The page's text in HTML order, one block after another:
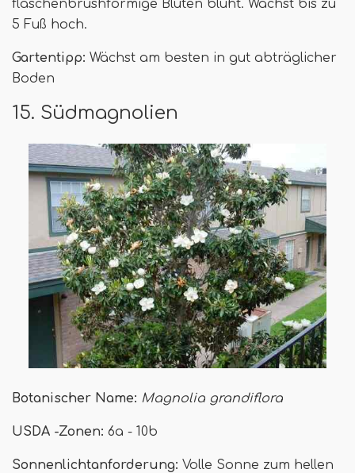
flaschenbrushförmige Blüten blüht. Wächst bis zu
5 Fuß hoch.
Gartentipp: Wächst am besten in gut abträglicher
Boden
15. Südmagnolien
Botanischer Name: Magnolia grandiflora
USDA -Zonen: 6a - 10b
Sonnenlichtanforderung: Volle Sonne zum hellen